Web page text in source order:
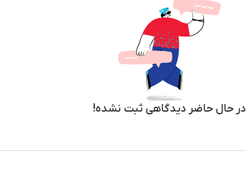
در حال حاضر دیدگاهی ثبت نشده!